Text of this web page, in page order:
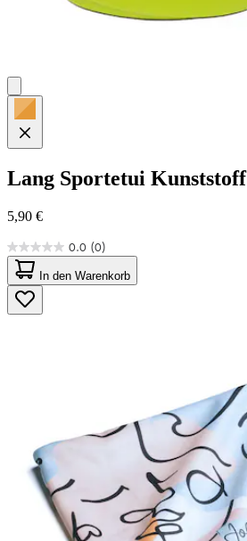
Lang Sportetui Kunststoff
5,90 €
0.0 (0)
0.0
von
5
Sternen.
In den Warenkorb